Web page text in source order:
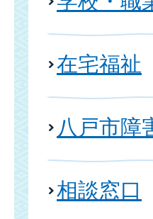
在宅福祉
八戸市障
相談窓口